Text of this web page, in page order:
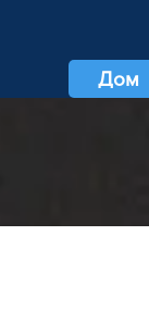
Дом